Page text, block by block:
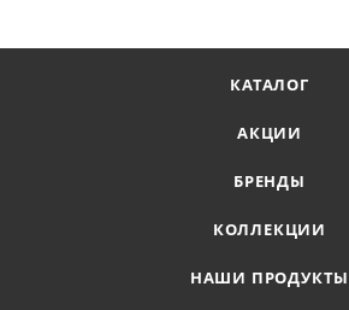
КАТАЛОГ
АКЦИИ
БРЕНДЫ
КОЛЛЕКЦИИ
НАШИ ПРОДУКТЫ